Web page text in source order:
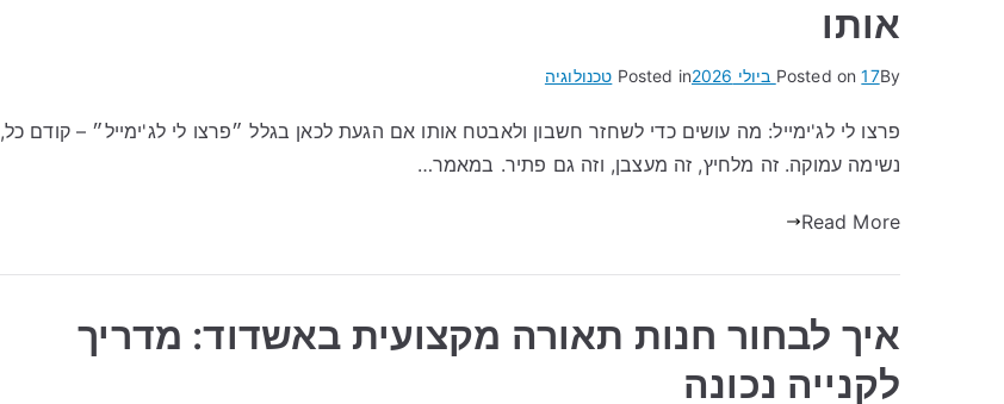
אותו
By
Posted on17 ביולי 2026 Posted in טכנולוגיה
פרצו לי לג'ימייל: מה עושים כדי לשחזר חשבון ולאבטח אותו אם הגעת לכאן בגלל ״פרצו לי לג'ימייל״ – קודם כל,
נשימה עמוקה. זה מלחיץ, זה מעצבן, וזה גם פתיר. במאמר…
Read More
איך לבחור חנות תאורה מקצועית באשדוד: מדריך
לקנייה נכונה